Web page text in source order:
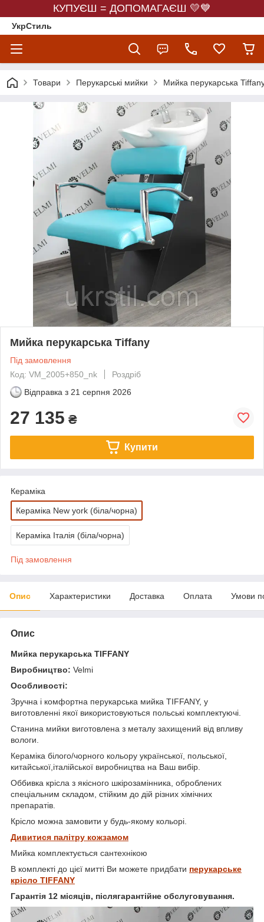
КУПУЄШ = ДОПОМАГАЄШ 💛💙
УкрСтиль
Товари Перукарські мийки Мийка перукарська
Мийка перукарська Tiffany
Під замовлення
Код: VM_2005+850_nk
Роздріб
Відправка з 21 серпня 2026
27 135 ₴
Купити
Кераміка
Кераміка New york (біла/чорна)
Кераміка Італія (біла/чорна)
Під замовлення
Опис Характеристики Доставка Оплата Умови
Опис
Мийка перукарська TIFFANY
Виробництво: Velmi
Особливості:
Зручна і комфортна перукарська мийка TIFFANY, у
виготовленні якої використовуються польські комплектуючі.
Станина мийки виготовлена з металу захищений від впливу
вологи.
Кераміка білого/чорного кольору української, польської,
китайської,італійської виробництва на Ваш вибір.
Оббивка крісла з якісного шкірозамінника, оброблених
спеціальним складом, стійким до дій різних хімічних
препаратів.
Крісло можна замовити у будь-якому кольорі.
Дивитися палітру кожзамом
Мийка комплектується сантехнікою
В комплекті до цієї митті Ви можете придбати перукарське
крісло TIFFANY
Гарантія 12 місяців, післягарантійне обслуговування.